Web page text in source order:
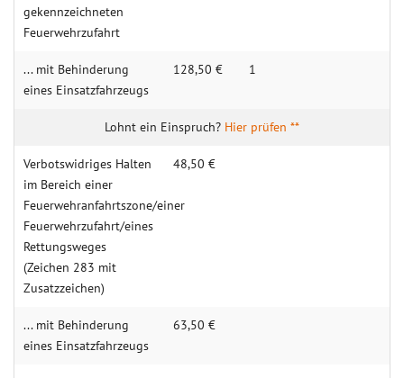
gekennzeichneten
Feuerwehrzufahrt
... mit Behinderung
eines Einsatzfahrzeugs
128,50 € 1
Hier prüfen **
Verbotswidriges Halten
im Bereich einer
Feuerwehranfahrtszone/einer
Feuerwehrzufahrt/eines
Rettungsweges
(Zeichen 283 mit
Zusatzzeichen)
48,50 €
... mit Behinderung
eines Einsatzfahrzeugs
63,50 €